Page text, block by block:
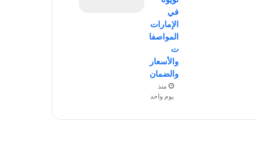
في
الإمارات
المواصفا
ت
والأسعار
والضمان
منذ
يوم واحد